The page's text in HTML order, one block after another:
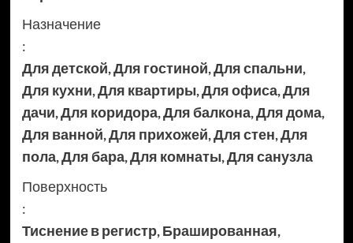
Назначение
:
Для детской,Для гостиной,Для спальни,
Для кухни,Для квартиры,Для офиса,Для
дачи,Для коридора,Для балкона,Для дома,
Для ванной,Для прихожей,Для стен,Для
пола,Для бара,Для комнаты,Для санузла
Поверхность
:
Тиснение в регистр,Брашированная,